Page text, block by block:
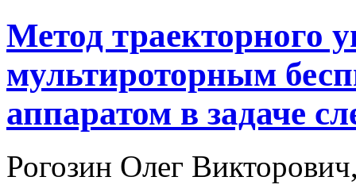
Метод траекторного
мультироторным
аппаратом в задаче
Рогозин Олег